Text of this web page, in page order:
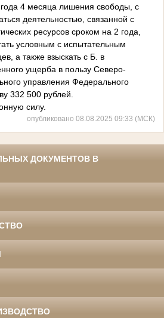
4 месяца лишения свободы, с
деятельностью, связанной с
ресурсов сроком на 2 года,
условным с испытательным
а также взыскать с Б. в
ущерба в пользу Северо-
управления Федерального
332 500 рублей.
силу.
опубликовано 08.08.2025 09:33 (МСК)
ДОКУМЕНТОВ В